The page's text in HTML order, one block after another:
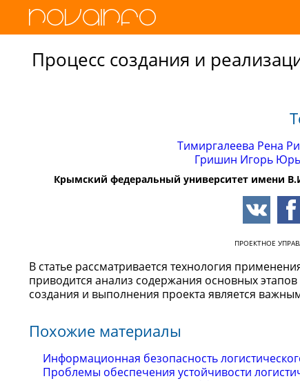
Процесс создания и
Тимиргалеева Рена
Гришин Игорь
Крымский федеральный университет имени
ПРОЕКТНОЕ
В статье рассматривается технология
приводится анализ содержания основных
создания и выполнения проекта является
Похожие материалы
Информационная безопасность
Проблемы обеспечения устойчивости